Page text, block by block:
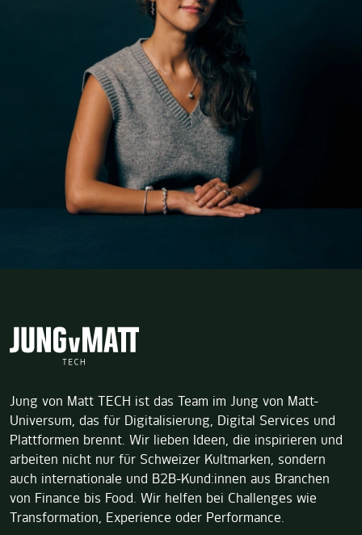
Jung von Matt TECH ist das Team im Jung von Matt-
Universum, das für Digitalisierung, Digital Services und
Plattformen brennt. Wir lieben Ideen, die inspirieren und
arbeiten nicht nur für Schweizer Kultmarken, sondern
auch internationale und B2B-Kund:innen aus Branchen
von Finance bis Food. Wir helfen bei Challenges wie
Transformation, Experience oder Performance.